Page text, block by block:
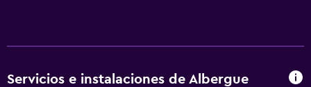
Servicios e instalaciones de Albergue